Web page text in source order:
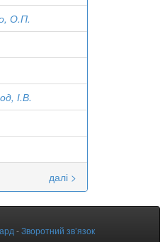
О.П.
І.В.
далі >
-Зворотний зв’язок